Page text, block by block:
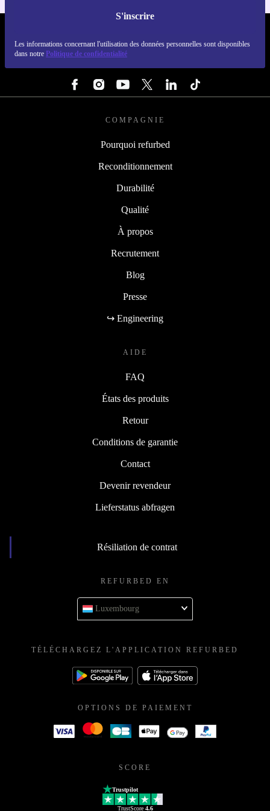
S'inscrire
Les informations concernant l'utilisation des données personnelles sont disponibles
dans notre Politique de confidentialité
COMPAGNIE
Pourquoi refurbed
Reconditionnement
Durabilité
Qualité
À propos
Recrutement
Blog
Presse
↪ Engineering
AIDE
FAQ
États des produits
Retour
Conditions de garantie
Contact
Devenir revendeur
Lieferstatus abfragen
Résiliation de contrat
REFURBED EN
Luxembourg
TÉLÉCHARGEZ L'APPLICATION REFURBED
OPTIONS DE PAIEMENT
SCORE
Trustpilot
TrustScore 4.6